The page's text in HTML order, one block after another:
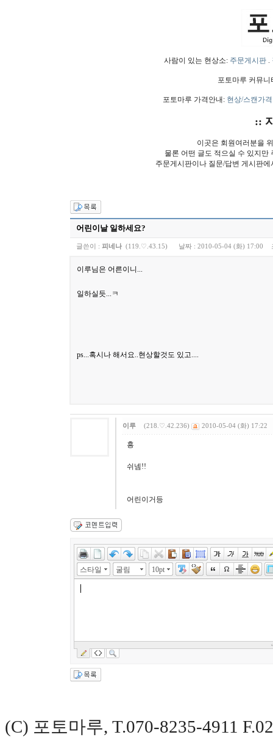
사람이 있는 현상소: 주문게시판.
포토마루 커뮤
포토마루 가격안내: 현상/스캔가격
::
이곳은 회원여러분을
물론 어떤 글도 적으실 수 있지만
주문게시판이나 질문/답변 게시판
어린이날 일하세요?
글쓴이 : 피네나 (119.♡.43.15) 날짜 : 2010-05-04 (화) 17:00
이루님은 어른이니...
일하실듯...ㅋ
ps...혹시나 해서요..현상할것도 있고....
이루 (218.♡.42.236) 2010-05-04 (화) 17:22
흥
쉬넴!!
어린이거등
스타일 굴림 10pt
(C) 포토마루, T.070-8235-4911